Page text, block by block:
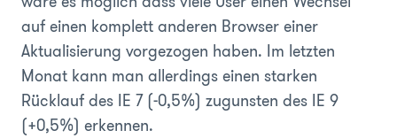
auf einen komplett anderen Browser einer
Aktualisierung vorgezogen haben. Im letzten
Monat kann man allerdings einen starken
Rücklauf des IE 7 (-0,5%) zugunsten des IE 9
(+0,5%) erkennen.